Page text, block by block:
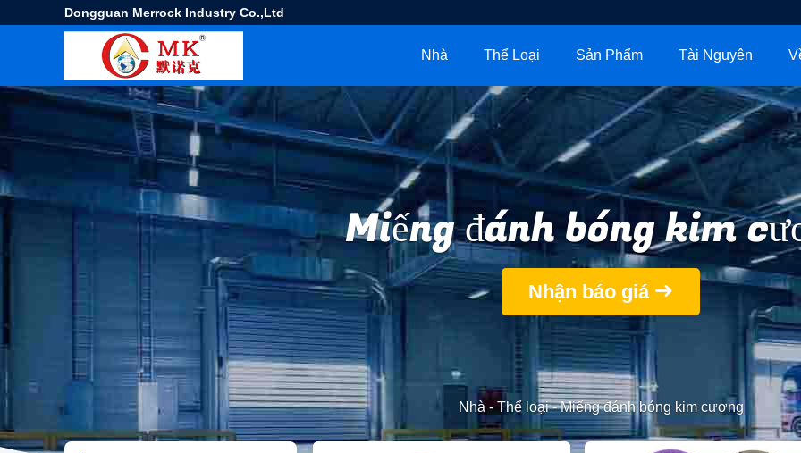
Dongguan Merrock Industry Co.,Ltd
Nhà Thể Loại Sản Phẩm Tài Nguyên
Miếng đánh bóng kim
Nhận báo giá
Nhà -Thể loại-Miếng đánh bóng kim cương